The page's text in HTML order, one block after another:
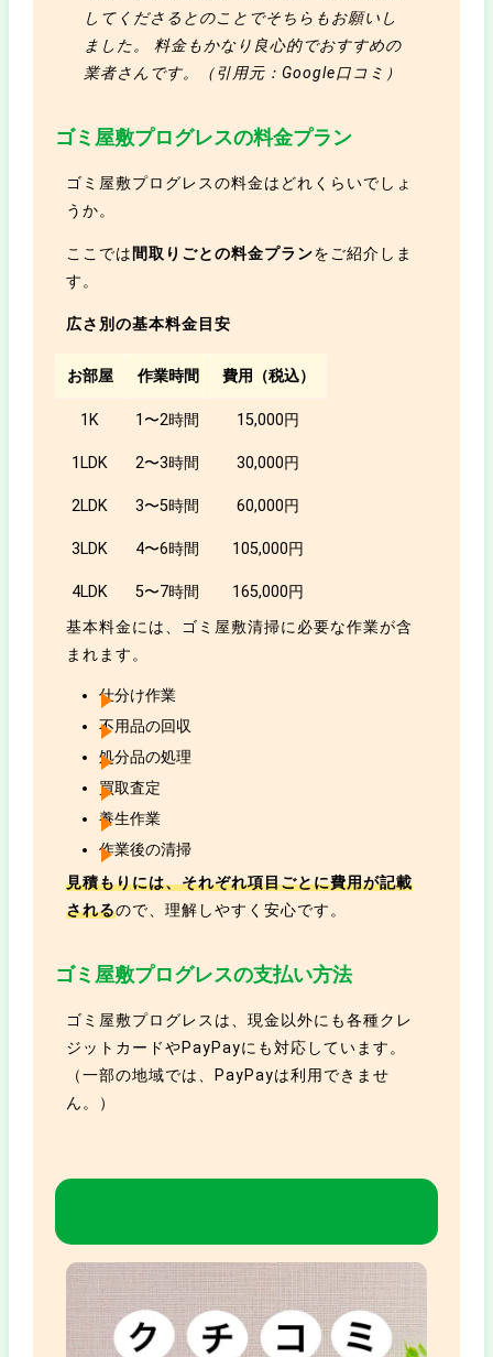
してくださるとのことでそちらもお願いし
ました。 料金もかなり良心的でおすすめの
業者さんです。（引用元：Google口コミ）
ゴミ屋敷プログレスの料金プラン
ゴミ屋敷プログレスの料金はどれくらいでしょ
うか。
ここでは間取りごとの料金プランをご紹介しま
す。
広さ別の基本料金目安
お部屋 作業時間 費用（税込）
1K 1〜2時間 15,000円
1LDK 2〜3時間 30,000円
2LDK 3〜5時間 60,000円
3LDK 4〜6時間 105,000円
4LDK 5〜7時間 165,000円
基本料金には、ゴミ屋敷清掃に必要な作業が含
まれます。
仕分け作業
不用品の回収
処分品の処理
買取査定
養生作業
作業後の清掃
見積もりには、それぞれ項目ごとに費用が記載
されるので、理解しやすく安心です。
ゴミ屋敷プログレスの支払い方法
ゴミ屋敷プログレスは、現金以外にも各種クレ
ジットカードやPayPayにも対応しています。
（一部の地域では、PayPayは利用できませ
ん。）
ゴミ屋敷プログレスの
る口コミ評判は？